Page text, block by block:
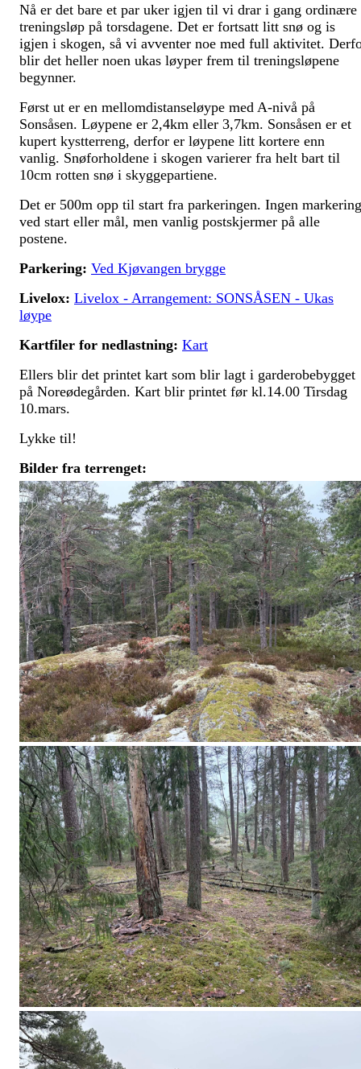
Nå er det bare et par uker igjen til vi drar i gang ordinære
treningsløp på torsdagene. Det er fortsatt litt snø og is
igjen i skogen, så vi avventer noe med full aktivitet.
blir det heller noen ukas løyper frem til treningsløpene
begynner.
Først ut er en mellomdistanseløype med A-nivå på
Sonsåsen. Løypene er 2,4km eller 3,7km. Sonsåsen er et
kupert kystterreng, derfor er løypene litt kortere enn
vanlig. Snøforholdene i skogen varierer fra helt bart til
10cm rotten snø i skyggepartiene.
Det er 500m opp til start fra parkeringen. Ingen markering
ved start eller mål, men vanlig postskjermer på alle
postene.
Parkering: Ved Kjøvangen brygge
Livelox: Livelox - Arrangement: SONSÅSEN - Ukas
løype
Kartfiler for nedlastning: Kart
Ellers blir det printet kart som blir lagt i garderobebygget
på Noreødegården. Kart blir printet før kl.14.00 Tirsdag
10.mars.
Lykke til!
Bilder fra terrenget: